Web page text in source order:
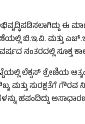
ಈ
ಬಿ.ಇ.ವಿ. ಮತ್ತು
ನಂತರದಲ್ಲಿ ಸೂಕ್ತ
ಲೆಕ್ಸಸ್ ಶ್ರೇಣಿಯ
ಸುರಕ್ಷತೆಗೆ ಗೌರವ
ಹಪಂದಿದ್ದು